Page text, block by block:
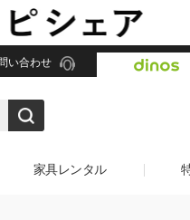
い合わせ
家具レンタル